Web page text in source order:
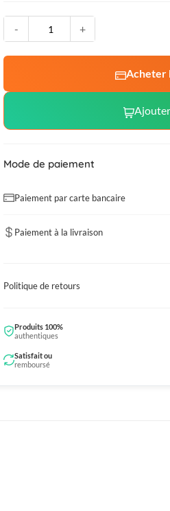
- +
Acheter
Mode de paiement
Paiement par carte bancaire
Paiement à la livraison
Politique de retours
Produits 100%
authentiques
Satisfait ou
remboursé